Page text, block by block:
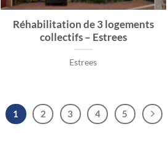
Réhabilitation de 3 logements
collectifs – Estrees
Estrees
1 2 3 4 5